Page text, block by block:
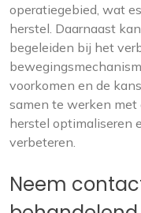
operatiegebied, wat
herstel. Daarnaast
begeleiden bij het
voorkomen en de
samen te werken
herstel optimaliseren
verbeteren.
Neem